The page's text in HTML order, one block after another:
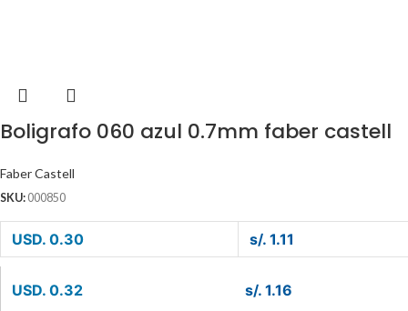
Boligrafo 060 azul 0.7mm faber castell
Faber Castell
SKU: 000850
USD. 0.30 s/. 1.11
USD. 0.32 s/. 1.16